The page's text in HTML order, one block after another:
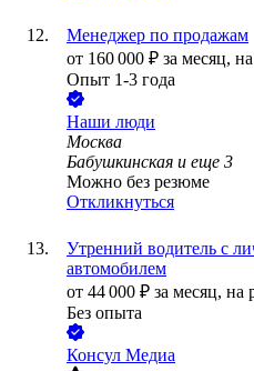
Менеджер по продажам
от 160 000 ₽ за месяц,
Опыт 1-3 года
Наши люди
Москва
Бабушкинская и еще 3
Можно без резюме
Откликнуться
Утренний водитель с
автомобилем
от 44 000 ₽ за месяц, на
Без опыта
Консул Медиа